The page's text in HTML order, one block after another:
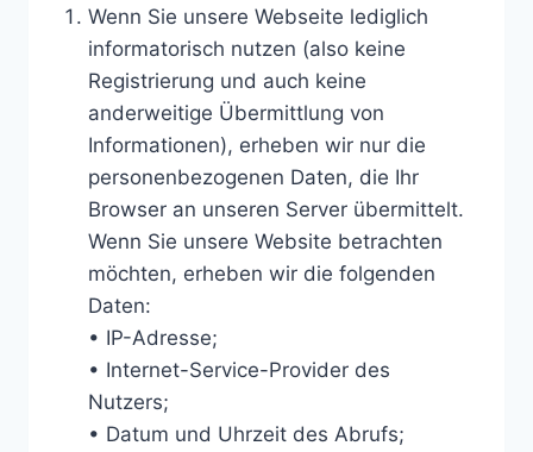
Wenn Sie unsere Webseite lediglich
informatorisch nutzen (also keine
Registrierung und auch keine
anderweitige Übermittlung von
Informationen), erheben wir nur die
personenbezogenen Daten, die Ihr
Browser an unseren Server übermittelt.
Wenn Sie unsere Website betrachten
möchten, erheben wir die folgenden
Daten:
• IP-Adresse;
• Internet-Service-Provider des
Nutzers;
• Datum und Uhrzeit des Abrufs;